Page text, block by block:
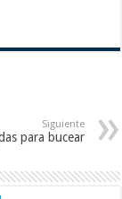
Siguiente
para bucear